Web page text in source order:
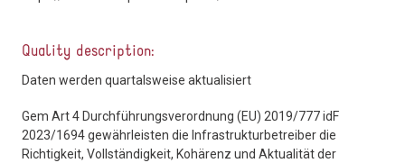
Quality description:
Daten werden quartalsweise aktualisiert
Gem Art 4 Durchführungsverordnung (EU) 2019/777 idF
2023/1694 gewährleisten die Infrastrukturbetreiber die
Richtigkeit, Vollständigkeit, Kohärenz und Aktualität der